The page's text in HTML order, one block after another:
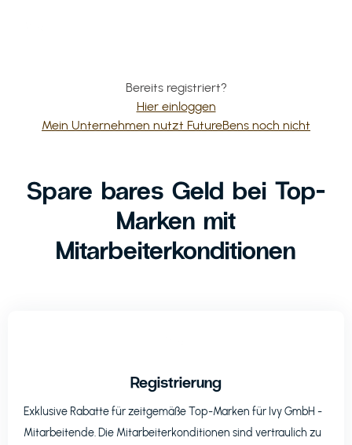
Bereits registriert?
Hier einloggen
Mein Unternehmen nutzt FutureBens noch nicht
Spare bares Geld bei Top-
Marken mit
Mitarbeiterkonditionen
Registrierung
Exklusive Rabatte für zeitgemäße Top-Marken für Ivy GmbH -
Mitarbeitende. Die Mitarbeiterkonditionen sind vertraulich zu